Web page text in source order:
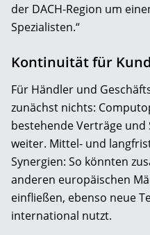
der DACH-Region um
Spezialisten.“
Kontinuität für
Für Händler und
zunächst nichts:
bestehende Verträge
weiter. Mittel- und
Synergien: So könnten
anderen europäischen
einfließen, ebenso neue
international nutzt.